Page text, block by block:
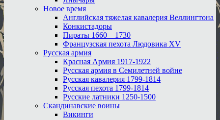
Новое время
Английская тяжелая кавалерия Веллингтона
Конкистадоры
Пираты 1660 – 1730
Французская пехота Людовика XV
Русская армия
Красная Армия 1917-1922
Русская армия в Семилетней войне
Русская кавалерия 1799-1814
Русская пехота 1799-1814
Русские латники 1250-1500
Скандинавские воины
Викинги